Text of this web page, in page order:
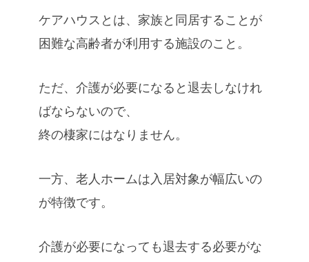
ケアハウスとは、家族と同居することが
困難な高齢者が利用する施設のこと。
ただ、介護が必要になると退去しなけれ
ばならないので、
終の棲家にはなりません。
一方、老人ホームは入居対象が幅広いの
が特徴です。
介護が必要になっても退去する必要がな